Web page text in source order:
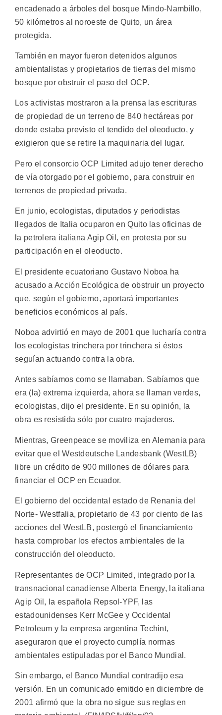
encadenado a árboles del bosque Mindo-Nambillo,
50 kilómetros al noroeste de Quito, un área
protegida.
También en mayor fueron detenidos algunos
ambientalistas y propietarios de tierras del mismo
bosque por obstruir el paso del OCP.
Los activistas mostraron a la prensa las escrituras
de propiedad de un terreno de 840 hectáreas por
donde estaba previsto el tendido del oleoducto, y
exigieron que se retire la maquinaria del lugar.
Pero el consorcio OCP Limited adujo tener derecho
de vía otorgado por el gobierno, para construir en
terrenos de propiedad privada.
En junio, ecologistas, diputados y periodistas
llegados de Italia ocuparon en Quito las oficinas de
la petrolera italiana Agip Oil, en protesta por su
participación en el oleoducto.
El presidente ecuatoriano Gustavo Noboa ha
acusado a Acción Ecológica de obstruir un proyecto
que, según el gobierno, aportará importantes
beneficios económicos al país.
Noboa advirtió en mayo de 2001 que lucharía contra
los ecologistas trinchera por trinchera si éstos
seguían actuando contra la obra.
Antes sabíamos como se llamaban. Sabíamos que
era (la) extrema izquierda, ahora se llaman verdes,
ecologistas, dijo el presidente. En su opinión, la
obra es resistida sólo por cuatro majaderos.
Mientras, Greenpeace se moviliza en Alemania para
evitar que el Westdeutsche Landesbank (WestLB)
libre un crédito de 900 millones de dólares para
financiar el OCP en Ecuador.
El gobierno del occidental estado de Renania del
Norte- Westfalia, propietario de 43 por ciento de las
acciones del WestLB, postergó el financiamiento
hasta comprobar los efectos ambientales de la
construcción del oleoducto.
Representantes de OCP Limited, integrado por la
transnacional canadiense Alberta Energy, la italiana
Agip Oil, la española Repsol-YPF, las
estadounidenses Kerr McGee y Occidental
Petroleum y la empresa argentina Techint,
aseguraron que el proyecto cumplía normas
ambientales estipuladas por el Banco Mundial.
Sin embargo, el Banco Mundial contradijo esa
versión. En un comunicado emitido en diciembre de
2001 afirmó que la obra no sigue sus reglas en